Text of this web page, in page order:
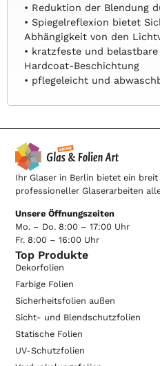
• Reduktion der Blendung
• Spiegelreflexion bietet
Abhängigkeit von den
• kratzfeste und
Hardcoat-Beschichtung
• pflegeleicht und
Ihr Glaser in Berlin bietet ein
professioneller Glaserarbeiten
Unsere Öffnungszeiten
Mo. – Do. 8:00 – 17:00 Uhr
Fr. 8:00 – 16:00 Uhr
Top Produkte
Dekorfolien
Farbige Folien
Sicherheitsfolien außen
Sicht- und Blendschutzfolien
Statische Folien
UV-Schutzfolien